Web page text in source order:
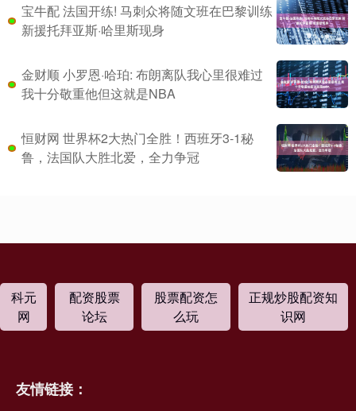
宝牛配 法国开练! 马刺众将随文班在巴黎训练
新援托拜亚斯·哈里斯现身
金财顺 小罗恩·哈珀: 布朗离队我心里很难过
我十分敬重他但这就是NBA
恒财网 世界杯2大热门全胜！西班牙3-1秘
鲁，法国队大胜北爱，全力争冠
科元
网
配资股票
论坛
股票配资怎
么玩
正规炒股配资知
识网
友情链接：